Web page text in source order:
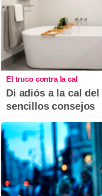
El truco contra la cal
Di adiós a la cal
sencillos consejos